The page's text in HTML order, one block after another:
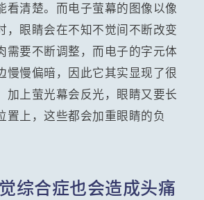
看清楚。而电子萤幕的图像以像
，眼睛会在不知不觉间不断改变
需要不断调整，而电子的字元体
慢慢偏暗，因此它其实显现了很
加上萤光幕会反光，眼睛又要长
置上，这些都会加重眼睛的负
综合症也会造成头痛